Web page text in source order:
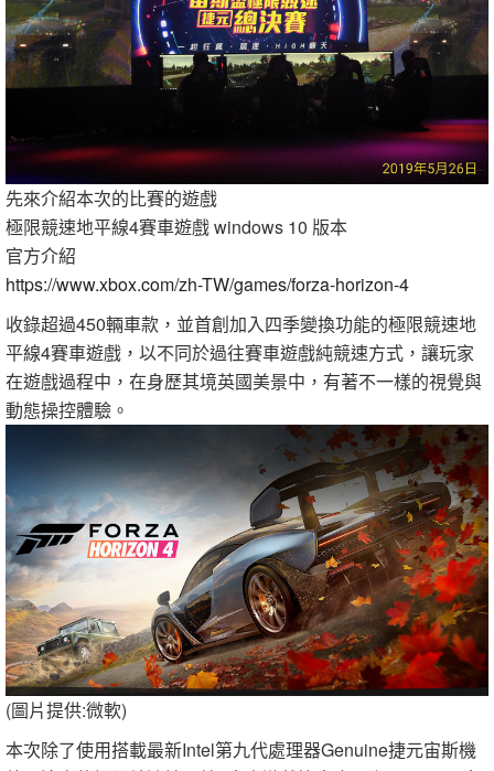
先來介紹本次的比賽的遊戲
極限競速地平線4賽車遊戲 windows 10 版本
官方介紹
https://www.xbox.com/zh-TW/games/forza-horizon-4
收錄超過450輛車款，並首創加入四季變換功能的極限競速地
平線4賽車遊戲，以不同於過往賽車遊戲純競速方式，讓玩家
在遊戲過程中，在身歷其境英國美景中，有著不一樣的視覺與
動態操控體驗。
(圖片提供:微軟)
本次除了使用搭載最新Intel第九代處理器Genuine捷元宙斯機